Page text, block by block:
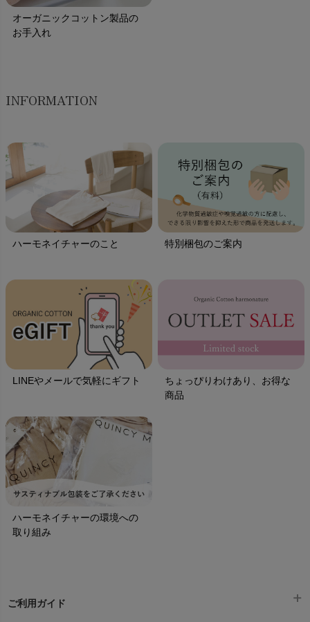
オーガニックコットン製品の
お手入れ
INFORMATION
ハーモネイチャーのこと 特別梱包のご案内
LINEやメールで気軽にギフト
ちょっぴりわけあり、お得な
商品
ハーモネイチャーの環境への
取り組み
ご利用ガイド